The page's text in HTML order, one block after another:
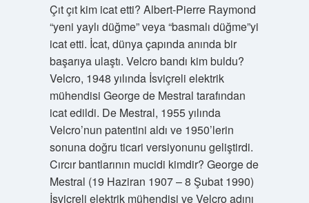
Çıt çıt kim icat etti? Albert-Pierre Raymond
“yeni yaylı düğme” veya “basmalı düğme”yi
icat etti. İcat, dünya çapında anında bir
başarıya ulaştı. Velcro bandı kim buldu?
Velcro, 1948 yılında İsviçreli elektrik
mühendisi George de Mestral tarafından
icat edildi. De Mestral, 1955 yılında
Velcro’nun patentini aldı ve 1950’lerin
sonuna doğru ticari versiyonunu geliştirdi.
Cırcır bantlarının mucidi kimdir? George de
Mestral (19 Haziran 1907 – 8 Şubat 1990)
İsviçreli elektrik mühendisi ve Velcro adını